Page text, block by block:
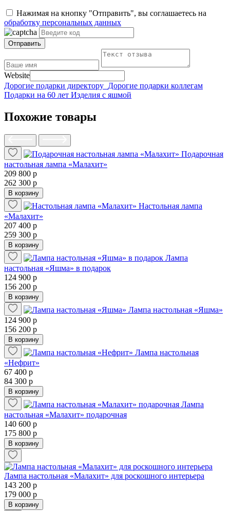
Нажимая на кнопку "Отправить", вы соглашаетесь на
обработку персональных данных
Отправить
Website
Дорогие подарки директору Дорогие подарки коллегам
Подарки на 60 лет Изделия с яшмой
Похожие товары
Подарочная
настольная лампа «Малахит»
209 800 р
262 300 р
В корзину
Настольная лампа
«Малахит»
207 400 р
259 300 р
В корзину
Лампа
настольная «Яшма» в подарок
124 900 р
156 200 р
В корзину
Лампа настольная «Яшма»
124 900 р
156 200 р
В корзину
Лампа настольная
«Нефрит»
67 400 р
84 300 р
В корзину
Лампа
настольная «Малахит» подарочная
140 600 р
175 800 р
В корзину
Лампа настольная «Малахит» для роскошного интерьера
143 200 р
179 000 р
В корзину